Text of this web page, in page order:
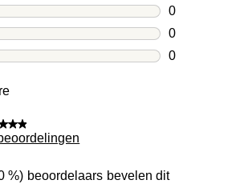
1
0
0
0
0
0
%) beoordelaars bevelen dit